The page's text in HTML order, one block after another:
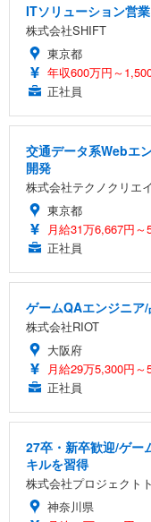
ITソリューション営業
株式会社SHIFT
東京都
年収600万円～
正社員
交通データ系Webエ
開発
株式会社テクノクリエ
東京都
月給31万6,667円～
正社員
ゲームQAエンジニア
株式会社RIOT
大阪府
月給29万5,300円～
正社員
27卒・新卒歓迎/ゲー
キルを習得
株式会社プロジェクト
神奈川県